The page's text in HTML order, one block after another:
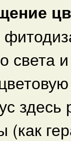
света
здесь